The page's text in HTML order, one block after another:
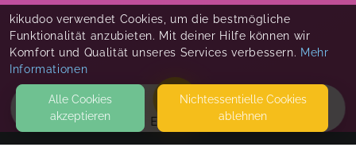
EVENTS
kikudoo verwendet Cookies, um die bestmögliche
Funktionalität anzubieten. Mit deiner Hilfe können wir
Komfort und Qualität unseres Services verbessern. Mehr
Informationen
Alle Cookies
akzeptieren
Nicht­essentielle Cookies
ablehnen